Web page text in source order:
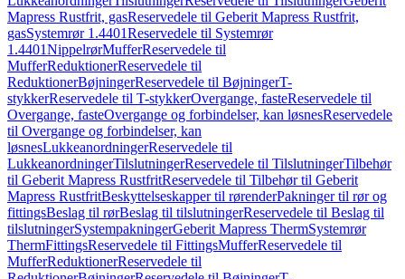
Mapress Rustfrit, gasReservedele til Geberit Mapress Rustfrit,
gasSystemrør 1.4401Reservedele til Systemrør
1.4401NippelrørMufferReservedele til
MufferReduktionerReservedele til
ReduktionerBøjningerReservedele til BøjningerT-
stykkerReservedele til T-stykkerOvergange, fasteReservedele til
Overgange, fasteOvergange og forbindelser, kan løsnesReservedele
til Overgange og forbindelser, kan
løsnesLukkeanordningerReservedele til
LukkeanordningerTilslutningerReservedele til TilslutningerTilbehør
til Geberit Mapress RustfritReservedele til Tilbehør til Geberit
Mapress RustfritBeskyttelseskapper til rørenderPakninger til rør og
fittingsBeslag til rørBeslag til tilslutningerReservedele til Beslag til
tilslutningerSystempakningerGeberit Mapress ThermSystemrør
ThermFittingsReservedele til FittingsMufferReservedele til
MufferReduktionerReservedele til